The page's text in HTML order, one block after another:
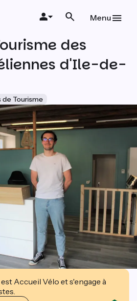
Menu
des
d'Ile-de-
de Tourisme
Accueil Vélo et s'engage à